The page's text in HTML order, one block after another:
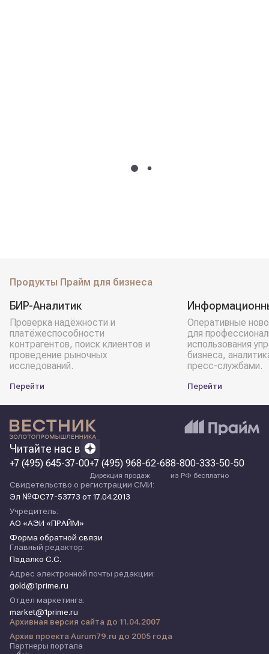
Продукты Прайм для бизнеса
БИР-Аналитик
Проверка надёжности и
платёжеспособности
контрагентов, поиск клиентов и
проведение рыночных
исследований.
Перейти
Оперативные
для
использования
бизнеса,
пресс-службами.
Перейти
Читайте нас в
+7 (495) 645-37-00+7 (495) 968-62-68
Дирекция продаж
8-800-333-50-50
из РФ бесплатно
Свидетельство о регистрации СМИ:
Эл №ФС77-53773 от 17.04.2013
Учредитель:
АО «АЭИ «ПРАЙМ»
Форма обратной связи
Главный редактор:
Падалко С.С.
Адрес электронной почты редакции:
gold@1prime.ru
Отдел маркетинга:
market@1prime.ru
Архивная версия сайта до 11.04.2007
Архив проекта Aurum79.ru до 2005 года
Партнеры портала